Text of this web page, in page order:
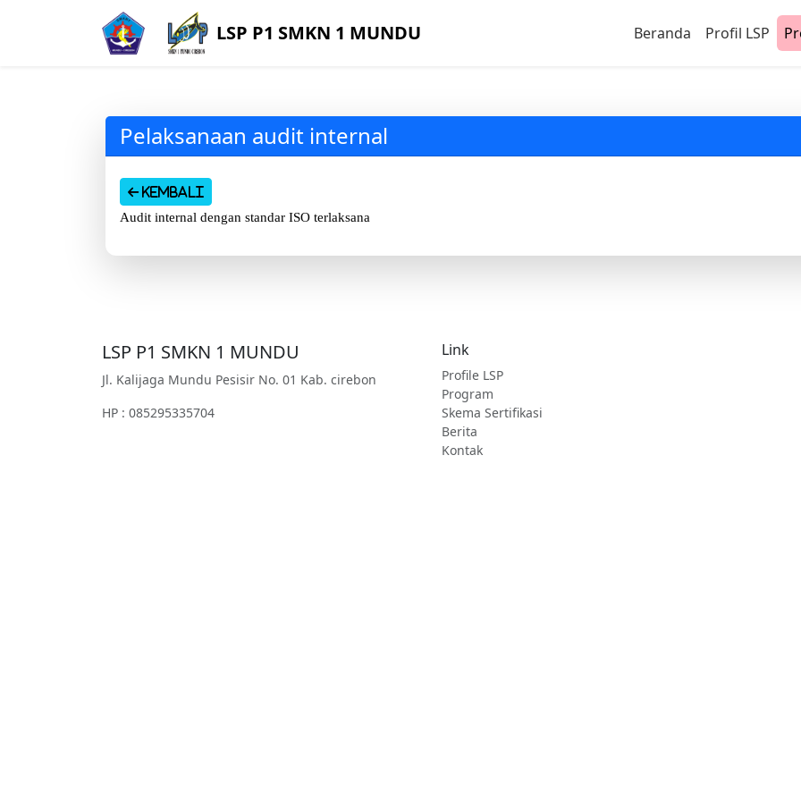
LSP P1 SMKN 1 MUNDU Beranda Profil LSP
Pelaksanaan audit internal
Kembali
Audit internal dengan standar ISO terlaksana
LSP P1 SMKN 1 MUNDU
Jl. Kalijaga Mundu Pesisir No. 01 Kab. cirebon
HP : 085295335704
Link
Profile LSP
Program
Skema Sertifikasi
Berita
Kontak